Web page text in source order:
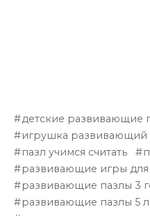
детские развивающие
игрушка развивающий
пазл учимся считать
развивающие игры для
развивающие пазлы 3
развивающие пазлы 5